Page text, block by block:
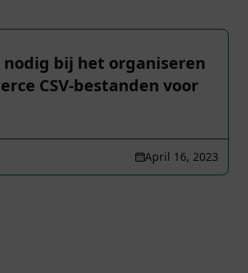
nodig bij het organiseren
CSV-bestanden voor
April 16, 2023